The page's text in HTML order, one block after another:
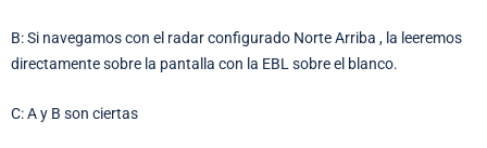
B: Si navegamos con el radar configurado Norte Arriba , la leeremos
directamente sobre la pantalla con la EBL sobre el blanco.
C: A y B son ciertas